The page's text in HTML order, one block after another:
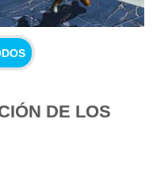
DE LOS